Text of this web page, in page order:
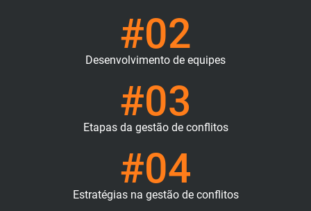
#02
Desenvolvimento de equipes
#03
Etapas da gestão de conflitos
#04
Estratégias na gestão de conflitos